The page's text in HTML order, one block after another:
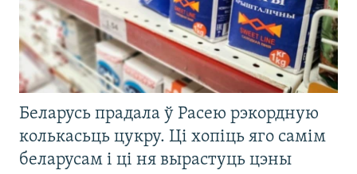
Беларусь прадала ў Расею рэкордную
колькасьць цукру. Ці хопіць яго самім
беларусам і ці ня вырастуць цэны